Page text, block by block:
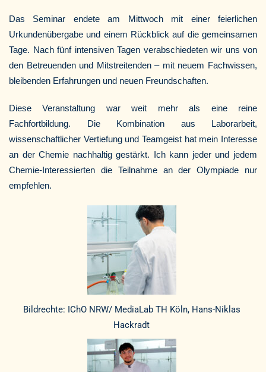
Das Seminar endete am Mittwoch mit einer feierlichen
Urkundenübergabe und einem Rückblick auf die gemeinsamen
Tage. Nach fünf intensiven Tagen verabschiedeten wir uns von
den Betreuenden und Mitstreitenden – mit neuem Fachwissen,
bleibenden Erfahrungen und neuen Freundschaften.
Diese Veranstaltung war weit mehr als eine reine
Fachfortbildung. Die Kombination aus Laborarbeit,
wissenschaftlicher Vertiefung und Teamgeist hat mein Interesse
an der Chemie nachhaltig gestärkt. Ich kann jeder und jedem
Chemie-Interessierten die Teilnahme an der Olympiade nur
empfehlen.
Bildrechte: IChO NRW/ MediaLab TH Köln, Hans-Niklas
Hackradt